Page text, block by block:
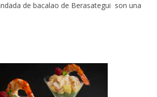
de bacalao de Berasategui son una